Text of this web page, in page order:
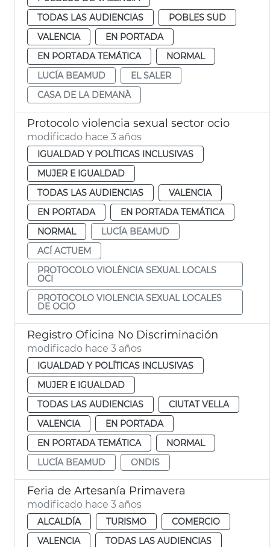
TODAS LAS AUDIENCIAS
POBLES SUD
VALENCIA
EN PORTADA
EN PORTADA TEMÁTICA
NORMAL
LUCÍA BEAMUD
EL SALER
CASA DE LA DEMANÀ
Protocolo violencia sexual sector ocio
modificado hace 3 años
IGUALDAD Y POLÍTICAS INCLUSIVAS
MUJER E IGUALDAD
TODAS LAS AUDIENCIAS
VALENCIA
EN PORTADA
EN PORTADA TEMÁTICA
NORMAL
LUCÍA BEAMUD
ACÍ ACTUEM
PROTOCOLO VIOLÈNCIA SEXUAL LOCALS
OCI
PROTOCOLO VIOLENCIA SEXUAL LOCALES
DE OCIO
Registro Oficina No Discriminación
modificado hace 3 años
IGUALDAD Y POLÍTICAS INCLUSIVAS
MUJER E IGUALDAD
TODAS LAS AUDIENCIAS
CIUTAT VELLA
VALENCIA
EN PORTADA
EN PORTADA TEMÁTICA
NORMAL
LUCÍA BEAMUD
ONDIS
Feria de Artesanía Primavera
modificado hace 3 años
ALCALDÍA TURISMO
COMERCIO
VALENCIA
TODAS LAS AUDIENCIAS